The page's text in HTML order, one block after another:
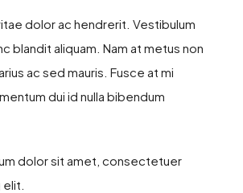
dolor ac hendrerit. Vestibulum
blandit aliquam. Nam at metus non
ac sed mauris. Fusce at mi
dui id nulla bibendum
dolor sit amet, consectetuer